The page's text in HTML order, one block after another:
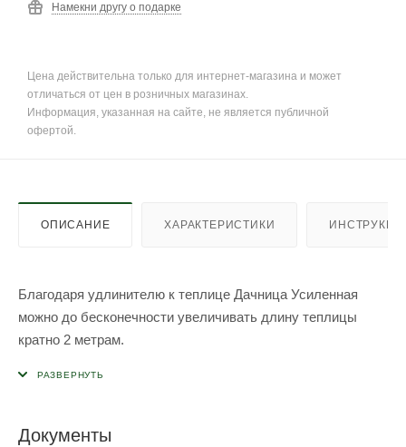
Намекни другу о подарке
Цена действительна только для интернет-магазина и может
отличаться от цен в розничных магазинах.
Информация, указанная на сайте, не является публичной
офертой.
ОПИСАНИЕ ХАРАКТЕРИСТИКИ
Благодаря удлинителю к теплице Дачница Усиленная
можно до бесконечности увеличивать длину теплицы
кратно 2 метрам.
Документы